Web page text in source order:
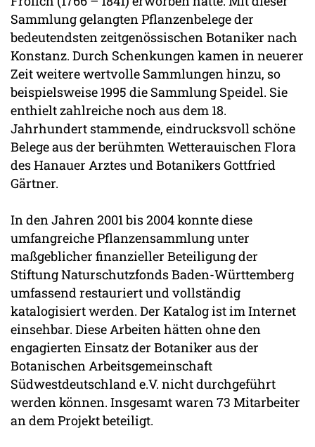
Sammlung gelangten Pflanzenbelege der
bedeutendsten zeitgenössischen Botaniker nach
Konstanz. Durch Schenkungen kamen in neuerer
Zeit weitere wertvolle Sammlungen hinzu, so
beispielsweise 1995 die Sammlung Speidel. Sie
enthielt zahlreiche noch aus dem 18.
Jahrhundert stammende, eindrucksvoll schöne
Belege aus der berühmten Wetterauischen Flora
des Hanauer Arztes und Botanikers Gottfried
Gärtner.
In den Jahren 2001 bis 2004 konnte diese
umfangreiche Pflanzensammlung unter
maßgeblicher finanzieller Beteiligung der
Stiftung Naturschutzfonds Baden-Württemberg
umfassend restauriert und vollständig
katalogisiert werden. Der Katalog ist im Internet
einsehbar. Diese Arbeiten hätten ohne den
engagierten Einsatz der Botaniker aus der
Botanischen Arbeitsgemeinschaft
Südwestdeutschland e.V. nicht durchgeführt
werden können. Insgesamt waren 73 Mitarbeiter
an dem Projekt beteiligt.